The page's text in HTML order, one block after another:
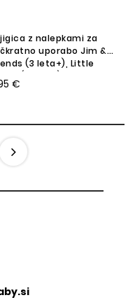
z nalepkami za
uporabo Jim &
(3 leta+), Little
€